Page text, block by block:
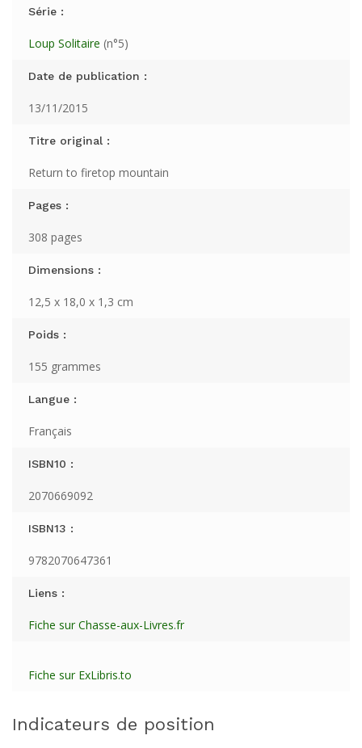
Série :
Loup Solitaire (n°5)
Date de publication :
13/11/2015
Titre original :
Return to firetop mountain
Pages :
308 pages
Dimensions :
12,5 x 18,0 x 1,3 cm
Poids :
155 grammes
Langue :
Français
ISBN10 :
2070669092
ISBN13 :
9782070647361
Liens :
Fiche sur Chasse-aux-Livres.fr
Fiche sur ExLibris.to
Indicateurs de position